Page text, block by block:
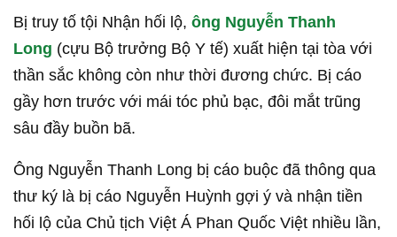
Bị truy tố tội Nhận hối lộ, ông Nguyễn Thanh
Long (cựu Bộ trưởng Bộ Y tế) xuất hiện tại tòa với
thần sắc không còn như thời đương chức. Bị cáo
gầy hơn trước với mái tóc phủ bạc, đôi mắt trũng
sâu đầy buồn bã.
Ông Nguyễn Thanh Long bị cáo buộc đã thông qua
thư ký là bị cáo Nguyễn Huỳnh gợi ý và nhận tiền
hối lộ của Chủ tịch Việt Á Phan Quốc Việt nhiều lần,